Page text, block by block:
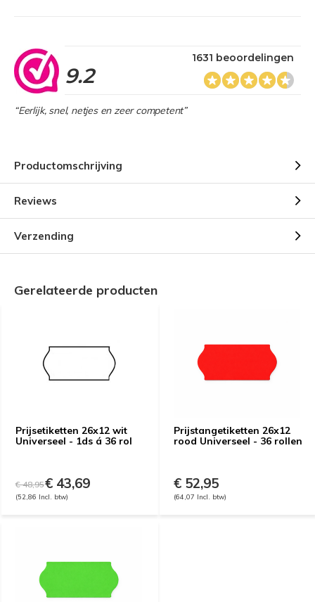
9.2
1631 beoordelingen
“Eerlijk, snel, netjes en zeer competent”
Productomschrijving
Reviews
Verzending
Gerelateerde producten
Prijsetiketten 26x12 wit
Universeel - 1ds á 36 rol
€ 48,95€ 43,69
(52,86 Incl. btw)
Prijstangetiketten 26x12
rood Universeel - 36 rollen
€ 52,95
(64,07 Incl. btw)